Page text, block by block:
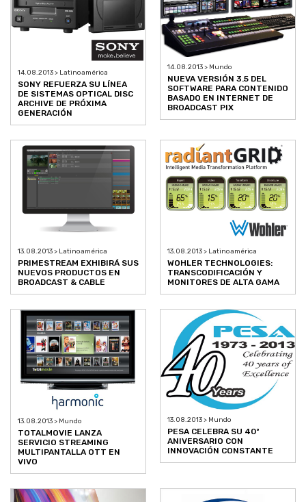
14.08.2013 > Latinoamérica
SONY REFUERZA SU LÍNEA
DE SISTEMAS OPTICAL DISC
ARCHIVE DE PRÓXIMA
GENERACIÓN
14.08.2013 > Mundo
NUEVA VERSIÓN 3.5 DEL
SOFTWARE PARA CONTENIDO
BASADO EN INTERNET DE
BROADCAST PIX
13.08.2013 > Latinoamérica
PRIMESTREAM EXHIBIRÁ SUS
NUEVOS PRODUCTOS EN
BROADCAST & CABLE
13.08.2013 > Latinoamérica
WOHLER TECHNOLOGIES:
TRANSCODIFICACIÓN Y
MONITORES DE ALTA GAMA
13.08.2013 > Mundo
TOTALMOVIE LANZA
SERVICIO STREAMING
MULTIPANTALLA OTT EN
VIVO
13.08.2013 > Mundo
PESA CELEBRA SU 40º
ANIVERSARIO CON
INNOVACIÓN CONSTANTE